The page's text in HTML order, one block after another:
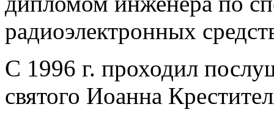
радиоэлектронных
С 1996 г. проходил
святого Иоанна